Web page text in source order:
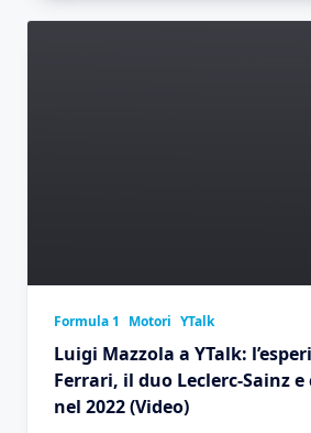
Formula 1 Motori YTalk
Luigi Mazzola a YTalk:
Ferrari, il duo Leclerc-Sainz
nel 2022 (Video)